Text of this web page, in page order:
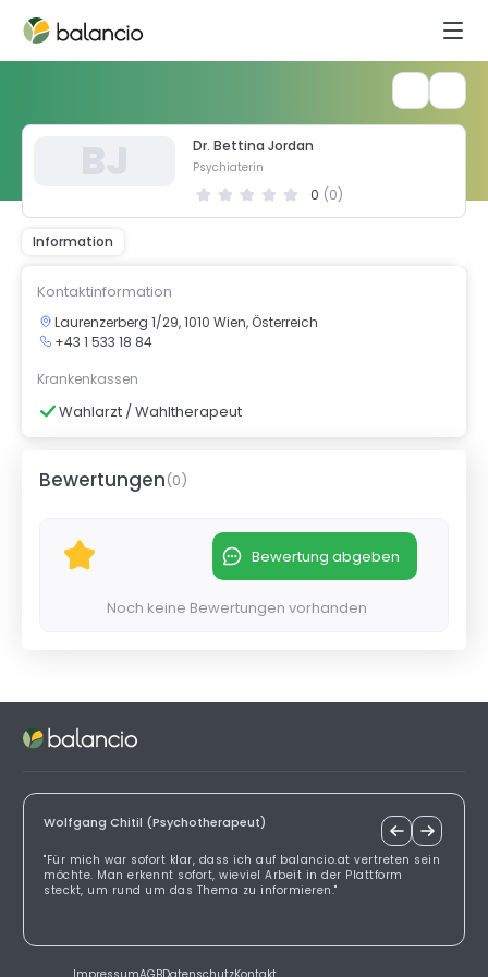
Dr. Bettina Jordan
Psychiaterin
0 (0)
Information
Kontaktinformation
Laurenzerberg 1/29, 1010 Wien, Österreich
+43 1 533 18 84
Krankenkassen
Wahlarzt / Wahltherapeut
Bewertungen(0)
Bewertung abgeben
Noch keine Bewertungen vorhanden
Wolfgang Chitil (Psychotherapeut)
"Für mich war sofort klar, dass ich auf balancio.at vertreten sein
möchte. Man erkennt sofort, wieviel Arbeit in der Plattform
steckt, um rund um das Thema zu informieren."